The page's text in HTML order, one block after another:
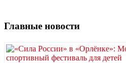
Главные новости